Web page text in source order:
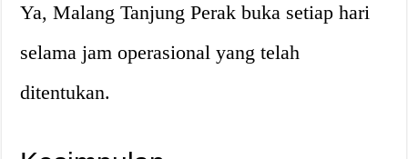
Ya, Malang Tanjung Perak buka setiap hari
selama jam operasional yang telah
ditentukan.